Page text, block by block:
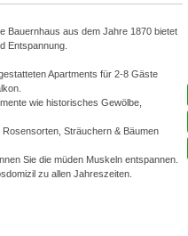
Bauernhaus aus dem Jahre 1870 bietet
Entspannung.
Apartments für 2-8 Gäste
wie historisches Gewölbe,
Sträuchern & Bäumen
Sie die müden Muskeln entspannen.
zu allen Jahreszeiten.